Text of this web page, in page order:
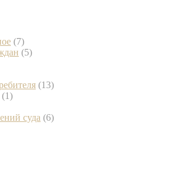
(7)
(5)
(13)
(1)
суда (6)